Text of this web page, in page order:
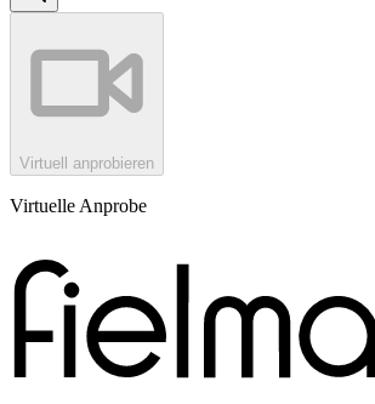
Virtuell anprobieren
Virtuelle Anprobe